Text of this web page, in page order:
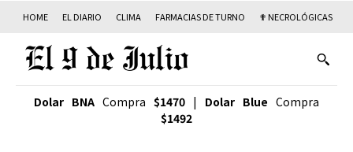
HOME EL DIARIO CLIMA FARMACIAS DE TURNO ✟ NECROLÓGICAS
Dolar BNA Compra $1470 | Dolar Blue Compra
$1492